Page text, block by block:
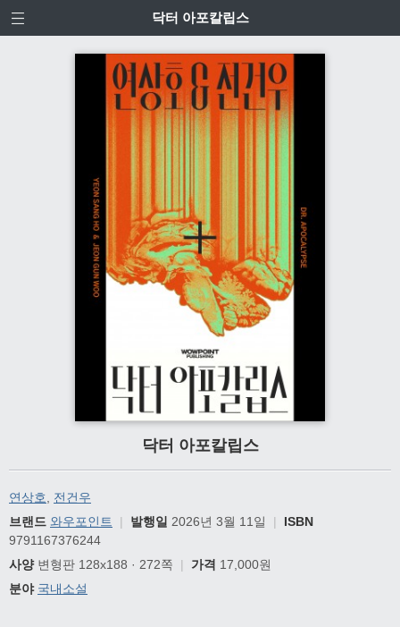
닥터 아포칼립스
닥터 아포칼립스
연상호
전건우
브랜드 와우포인트 | 발행일 2026년 3월 11일 |
ISBN
9791167376244
사양변형판 128x188 · 272쪽 | 가격 17,000원
분야 국내소설